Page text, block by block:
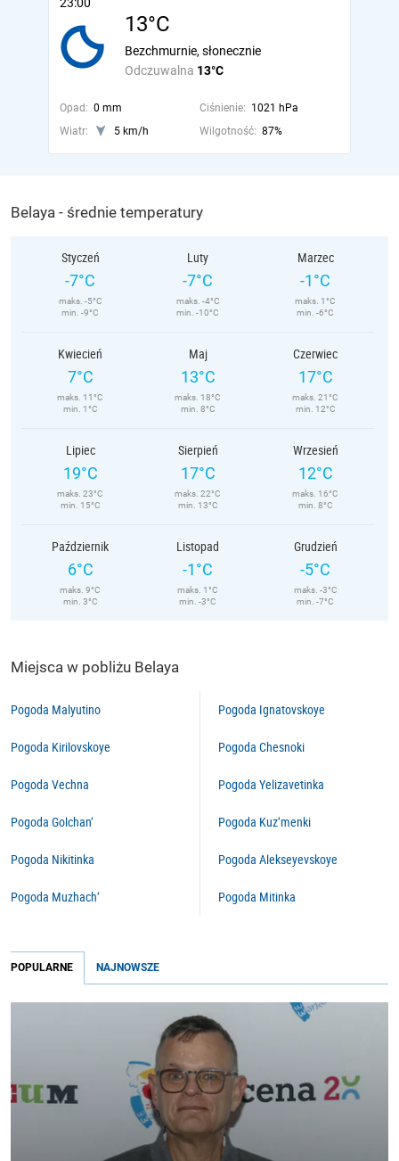
13°C
Odczuwalna 13°C
Bezchmurnie, słonecznie
Opad: 0 mm Ciśnienie: 1021 hPa
Wiatr:
5 km/h Wilgotność: 87%
Belaya - średnie temperatury
Styczeń
-7°C
maks. -5°C
min. -9°C
Luty
-7°C
maks. -4°C
min. -10°C
Marzec
-1°C
maks. 1°C
min. -6°C
Kwiecień
7°C
maks. 11°C
min. 1°C
Maj
13°C
maks. 18°C
min. 8°C
Czerwiec
17°C
maks. 21°C
min. 12°C
Lipiec
19°C
maks. 23°C
min. 15°C
Sierpień
17°C
maks. 22°C
min. 13°C
Wrzesień
12°C
maks. 16°C
min. 8°C
Październik
6°C
maks. 9°C
min. 3°C
Listopad
-1°C
maks. 1°C
min. -3°C
Grudzień
-5°C
maks. -3°C
min. -7°C
Miejsca w pobliżu Belaya
Pogoda Malyutino
Pogoda Kirilovskoye
Pogoda Vechna
Pogoda Golchan’
Pogoda Nikitinka
Pogoda Muzhach’
Pogoda Ignatovskoye
Pogoda Chesnoki
Pogoda Yelizavetinka
Pogoda Kuz’menki
Pogoda Alekseyevskoye
Pogoda Mitinka
POPULARNE NAJNOWSZE